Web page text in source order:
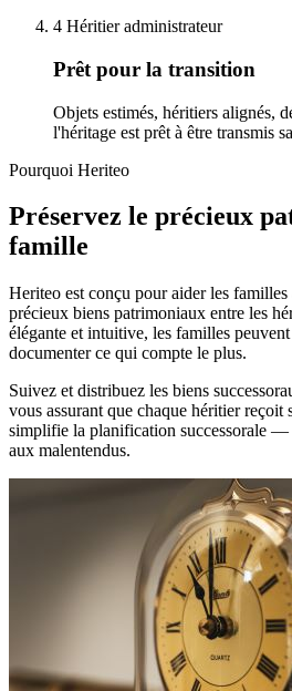
4 Héritier administrateur
Prêt pour la transition
Objets estimés, héritiers alignés,
l'héritage est prêt à être transmis
Pourquoi Heriteo
Préservez le précieux
famille
Heriteo est conçu pour aider les
précieux biens patrimoniaux entre les
élégante et intuitive, les familles
documenter ce qui compte le plus.
Suivez et distribuez les biens
vous assurant que chaque héritier reçoit
simplifie la planification successorale —
aux malentendus.